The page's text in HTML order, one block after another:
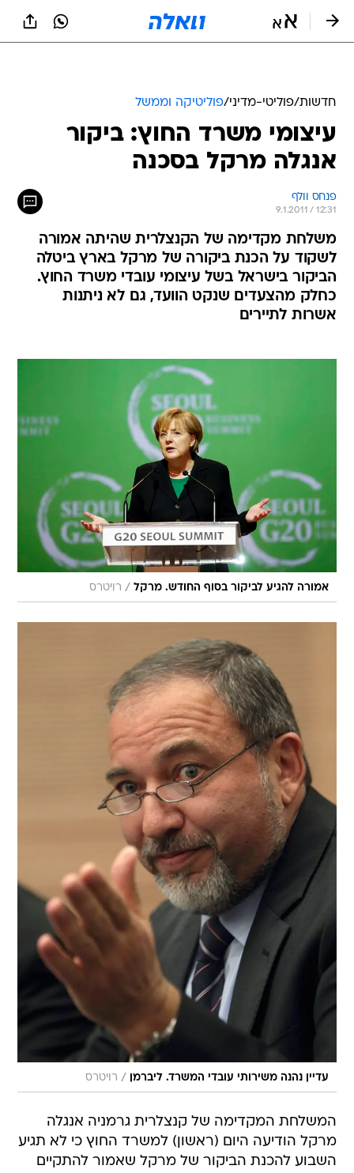
חדשות/פוליטי-מדיני/פוליטיקה וממשל
עיצומי משרד החוץ: ביקור
אנגלה מרקל בסכנה
פנחס וולף
9.1.2011 / 12:31
משלחת מקדימה של הקנצלרית שהיתה אמורה
לשקוד על הכנת ביקורה של מרקל בארץ ביטלה
הביקור בישראל בשל עיצומי עובדי משרד החוץ.
כחלק מהצעדים שנקט הוועד, גם לא ניתנות
אשרות לתיירים
אמורה להגיע לביקור בסוף החודש. מרקל / רויטרס
עדיין נהנה משירותי עובדי המשרד. ליברמן / רויטרס
המשלחת המקדימה של קנצלרית גרמניה אנגלה
מרקל הודיעה היום (ראשון) למשרד החוץ כי לא תגיע
השבוע להכנת הביקור של מרקל שאמור להתקיים